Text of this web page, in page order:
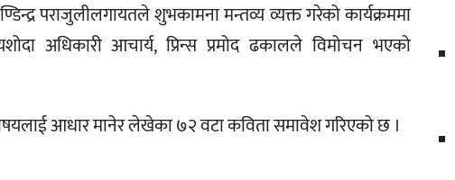
पराजुलीलगायतले शुभकामना मन्तव्य व्यक्त गरेको कार्यक्रममा
अधिकारी आचार्य, प्रिन्स प्रमोद ढकालले विमोचन भएको
आधार मानेर लेखेका ७२ वटा कविता समावेश गरिएको छ ।